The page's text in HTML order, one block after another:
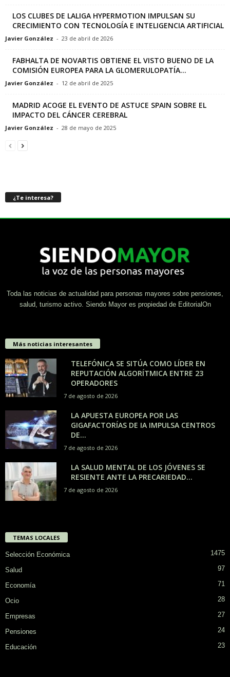
LOS CLUBES DE LALIGA HYPERMOTION IMPULSAN SU
CRECIMIENTO CON TECNOLOGÍA E INTELIGENCIA ARTIFICIAL
Javier González - 23 de abril de 2026
FABHALTA DE NOVARTIS OBTIENE EL VISTO BUENO DE LA
COMISIÓN EUROPEA PARA LA GLOMERULOPATÍA...
Javier González - 12 de abril de 2025
MADRID ACOGE EL EVENTO DE ASTUCE SPAIN SOBRE EL
IMPACTO DEL CÁNCER CEREBRAL
Javier González - 28 de mayo de 2025
¿Te interesa?
Toda las noticias de actualidad para personas mayores sobre pensiones,
salud, turismo activo. Siendo Mayor es propiedad de EditorialOn
Más noticias interesantes
TELEFÓNICA SE SITÚA COMO LÍDER EN
REPUTACIÓN ALGORÍTMICA ENTRE 23
OPERADORES
7 de agosto de 2026
LA APUESTA EUROPEA POR LAS
GIGAFACTORÍAS DE IA IMPULSA CENTROS
DE...
7 de agosto de 2026
LA SALUD MENTAL DE LOS JÓVENES SE
RESIENTE ANTE LA PRECARIEDAD...
7 de agosto de 2026
TEMAS LOCALES
Selección Económica 1475
Salud 97
Economía 71
Ocio 28
Empresas 27
Pensiones 24
Educación 23